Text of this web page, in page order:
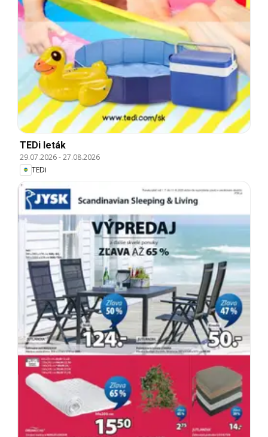
TEDi leták
29.07.2026-27.08.2026
TEDi